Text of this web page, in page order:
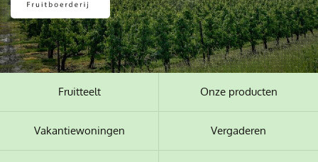
Fruitteelt Onze producten
Vakantiewoningen Vergaderen